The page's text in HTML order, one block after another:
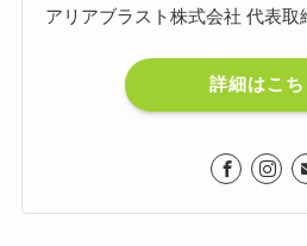
アリアブラスト株式会社 代表取
詳細はこち